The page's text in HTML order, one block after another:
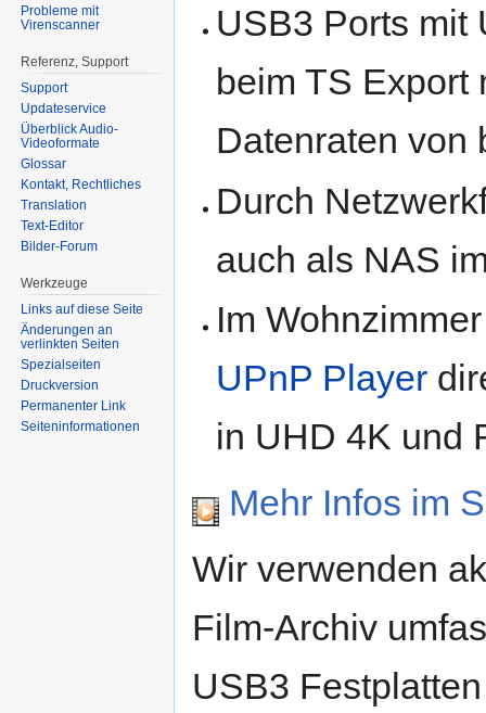
USB3 Ports mit
beim TS Export
Datenraten von
Durch
auch als NAS
Im
UPnP Player
in UHD 4K und
Mehr Infos im
Wir verwenden
Film-Archiv
USB3
Probleme mit
Virenscanner
Referenz, Support
Support
Updateservice
Überblick Audio-
Videoformate
Glossar
Kontakt, Rechtliches
Translation
Text-Editor
Bilder-Forum
Werkzeuge
Links auf diese Seite
Änderungen an
verlinkten Seiten
Spezialseiten
Druckversion
Permanenter Link
Seiten­informationen